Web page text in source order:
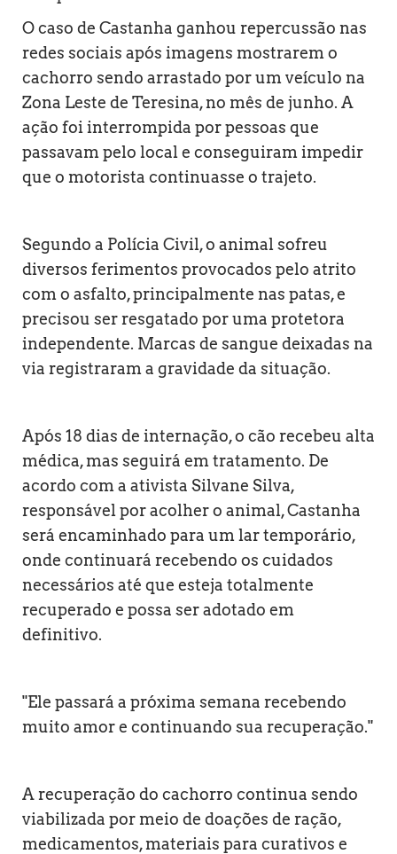
O caso de Castanha ganhou repercussão nas
redes sociais após imagens mostrarem o
cachorro sendo arrastado por um veículo na
Zona Leste de Teresina, no mês de junho. A
ação foi interrompida por pessoas que
passavam pelo local e conseguiram impedir
que o motorista continuasse o trajeto.
Segundo a Polícia Civil, o animal sofreu
diversos ferimentos provocados pelo atrito
com o asfalto, principalmente nas patas, e
precisou ser resgatado por uma protetora
independente. Marcas de sangue deixadas na
via registraram a gravidade da situação.
Após 18 dias de internação, o cão recebeu alta
médica, mas seguirá em tratamento. De
acordo com a ativista Silvane Silva,
responsável por acolher o animal, Castanha
será encaminhado para um lar temporário,
onde continuará recebendo os cuidados
necessários até que esteja totalmente
recuperado e possa ser adotado em
definitivo.
"Ele passará a próxima semana recebendo
muito amor e continuando sua recuperação."
A recuperação do cachorro continua sendo
viabilizada por meio de doações de ração,
medicamentos, materiais para curativos e